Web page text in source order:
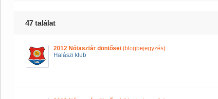
47 találat
2012 Nótasztár döntősei (blogbejegyzés)
Halászi klub